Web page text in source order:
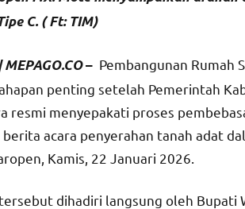
C. ( Ft: TIM)
– Pembangunan Rumah
penting setelah Pemerintah
resmi menyepakati proses
acara penyerahan tanah adat
Kamis, 22 Januari 2026.
dihadiri langsung oleh Bupati